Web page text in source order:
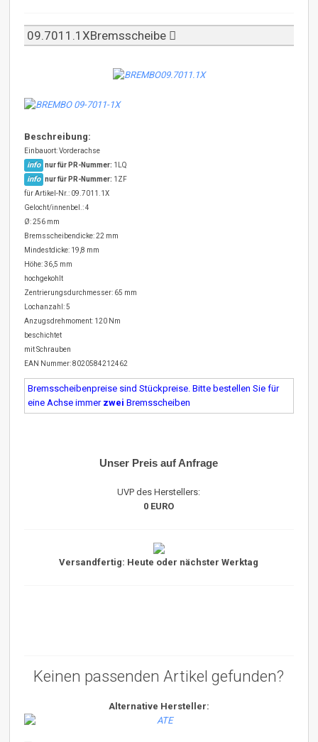
09.7011.1XBremsscheibe
Beschreibung:
Einbauort: Vorderachse
info nur für PR-Nummer: 1LQ
info nur für PR-Nummer: 1ZF
für Artikel-Nr.: 09.7011.1X
Gelocht/innenbel.: 4
Ø: 256 mm
Bremsscheibendicke: 22 mm
Mindestdicke: 19,8 mm
Höhe: 36,5 mm
hochgekohlt
Zentrierungsdurchmesser: 65 mm
Lochanzahl: 5
Anzugsdrehmoment: 120 Nm
beschichtet
mit Schrauben
EAN Nummer: 8020584212462
Bremsscheibenpreise sind Stückpreise. Bitte bestellen Sie für
eine Achse immer zwei Bremsscheiben
Unser Preis auf Anfrage
UVP des Herstellers:
0 EURO
Versandfertig: Heute oder nächster Werktag
Keinen passenden Artikel gefunden?
Alternative Hersteller: